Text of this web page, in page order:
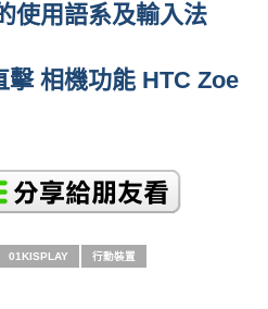
使用語系及輸入法
擊 相機功能 HTC Zoe
01KISPLAY 行動裝置